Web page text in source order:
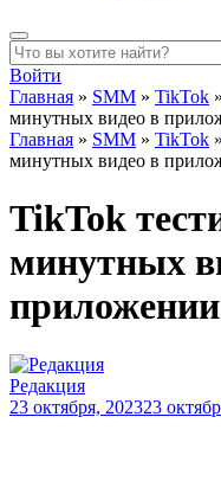
Войти
Главная » SMM » TikTok »
минутных видео в
Главная » SMM » TikTok »
минутных видео в
TikTok
минутных
приложении
Редакция
23 октября, 202323